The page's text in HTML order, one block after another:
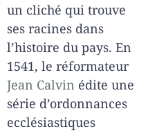
un cliché qui trouve
ses racines dans
l’histoire du pays. En
1541, le réformateur
Jean Calvin édite une
série d’ordonnances
ecclésiastiques